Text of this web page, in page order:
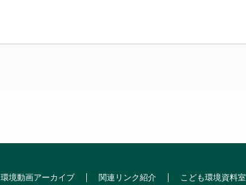
環境動画アーカイブ 関連リンク紹介 こども環境資料室